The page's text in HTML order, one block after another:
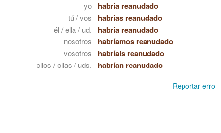
yo habría reanudado
tú / vos habrías reanudado
él / ella / ud. habría reanudado
nosotros habríamos reanudado
vosotros habríais reanudado
ellos / ellas / uds. habrían reanudado
Reportar erro